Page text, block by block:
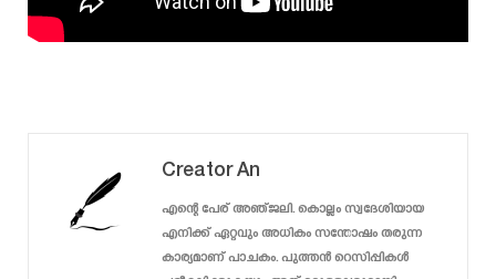
Creator An
എന്റെ പേര് അഞ്ജലി. കൊല്ലം സ്വദേശിയായ
എനിക്ക് ഏറ്റവും അധികം സന്തോഷം തരുന്ന
കാര്യമാണ് പാചകം. പുത്തൻ റെസിപ്പികൾ